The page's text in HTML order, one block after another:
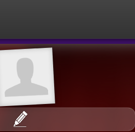
AGENDA
OÙ SORTIR ?
ACTEUR DU LIVE !
PETITES ANNONCES
BOUTIQUE
MON ESPACE PRIVÉ